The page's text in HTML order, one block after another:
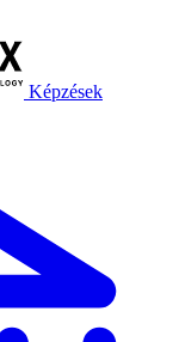
Képzések